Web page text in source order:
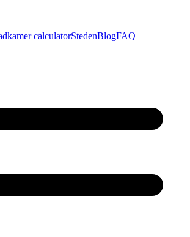
calculatorStedenBlogFAQ